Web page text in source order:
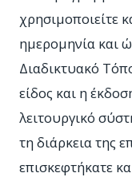
χρησιμοποιείτε
ημερομηνία και
Διαδικτυακό
είδος και η
λειτουργικό
τη διάρκεια της
επισκεφτήκατε